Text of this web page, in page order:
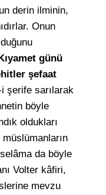
derin ilminin,
Onun
günü
şefaat
şerife sarılarak
böyle
oldukları
müslümanların
da böyle
Volter kâfiri,
mevzu